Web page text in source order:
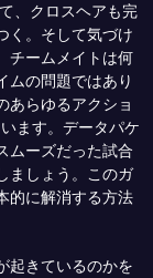
、クロスヘアも完
く。そして気づけ
チームメイトは何
ムの問題ではあり
らゆるアクショ
ます。データパケ
ムーズだった試合
ましょう。このガ
的に解消する方法
起きているのかを